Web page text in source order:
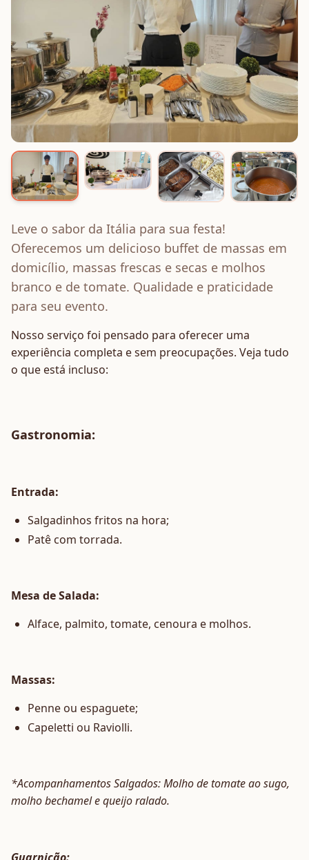
Leve o sabor da Itália para sua festa!
Oferecemos um delicioso buffet de massas em
domicílio, massas frescas e secas e molhos
branco e de tomate. Qualidade e praticidade
para seu evento.
Nosso serviço foi pensado para oferecer uma
experiência completa e sem preocupações. Veja tudo
o que está incluso:
Gastronomia:
Entrada:
Salgadinhos fritos na hora;
Patê com torrada.
Mesa de Salada:
Alface, palmito, tomate, cenoura e molhos.
Massas:
Penne ou espaguete;
Capeletti ou Raviolli.
*Acompanhamentos Salgados: Molho de tomate ao sugo,
molho bechamel e queijo ralado.